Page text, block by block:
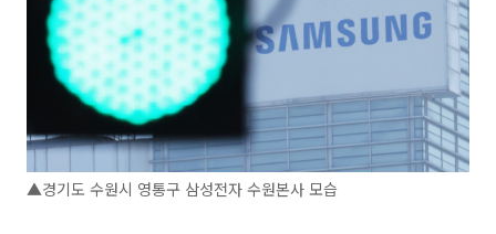
▲경기도 수원시 영통구 삼성전자 수원본사 모습